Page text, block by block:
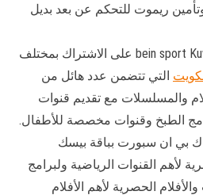
وتأمين ريموت للتحكم عن بعد بديل
يعمل فني برمجة bein sport Kuwait على الاشتراك بمختلف
التي تتضمن عدد هائل من
والمسلسلات مع تقديم قنوات
الطبخ وقنوات مخصصة للأطفال.
بي ان سبورت بباقة بيسك
قناة حصرية لأهم القنوات الرياضية ولبرامج
الحصرية لأهم الأفلام